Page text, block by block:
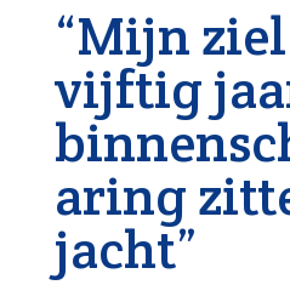
“Mijn
vijftig
aring
jacht”